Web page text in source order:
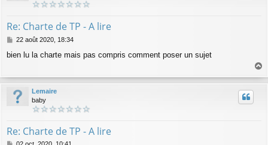
Re: Charte de TP - A lire
M
s
g
e
22 août 2020, 18:34
bien lu la charte mais pas compris comment poser un sujet
u
Lemaire
baby
Re: Charte de TP - A lire
M